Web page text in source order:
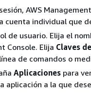
AWS
cuenta individual que
de usuario. Elija el
Console. Elija Claves
de comandos o
Aplicaciones para
aplicación a la que